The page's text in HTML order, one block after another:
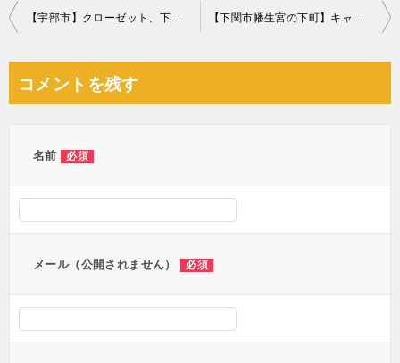
投
ビ
【宇部市】クローゼット、下駄箱の回収・処分ご依頼 お客様の声 【下関市幡生宮の下町】キャビネット、シングルベッド、座椅子の回収
コメントを残す
名前 必須
メール（公開されません） 必須